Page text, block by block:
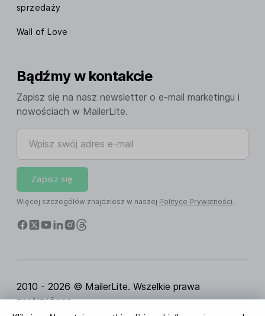
sprzedaży
Wall of Love
Bądźmy w kontakcie
Zapisz się na nasz newsletter o e-mail marketingu i
nowościach w MailerLite.
Wpisz swój adres e-mail
Zapisz się
Więcej szczegółów znajdziesz w naszej Polityce Prywatności.
2010 - 2026 © MailerLite. Wszelkie prawa
zastrzeżone.